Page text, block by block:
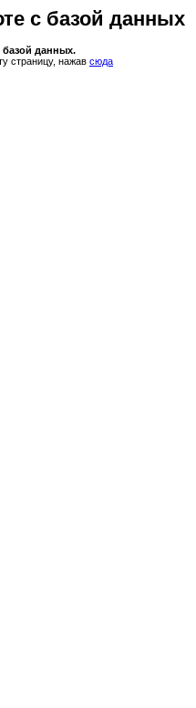
с базой данных
базой данных.
страницу, нажав сюда